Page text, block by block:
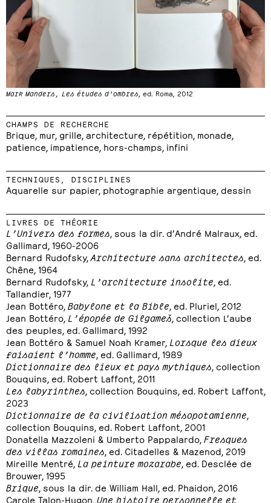
Mark Manders, Les études d’ombres , ed. Roma, 2012
CHAMPS DE RECHERCHE
Brique, mur, grille, architecture, répétition, monade,
patience, impatience, hors-champs, infini
TECHNIQUES, DISCIPLINES
Aquarelle sur papier, photographie argentique, dessin
LIVRES DE THÉORIE
L’Univers des formes , sous la dir. d’André Malraux, ed.
Gallimard, 1960-2006
Bernard Rudofsky, Architecture sans architectes , ed.
Chêne, 1964
Bernard Rudofsky, L’architecture insolite , ed.
Tallandier, 1977
Jean Bottéro, Babylone et la Bible , ed. Pluriel, 2012
Jean Bottéro, L’épopée de Gilgameš , collection L’aube
des peuples, ed. Gallimard, 1992
Jean Bottéro & Samuel Noah Kramer, Lorsque les dieux
faisaient l’homme , ed. Gallimard, 1989
Dictionnaire des lieux et pays mythiques , collection
Bouquins, ed. Robert Laffont, 2011
Les labyrinthes , collection Bouquins, ed. Robert Laffont,
2023
Dictionnaire de la civilisation mésopotamienne
collection Bouquins, ed. Robert Laffont, 2001
Donatella Mazzoleni & Umberto Pappalardo, Fresques
des villas romaines , ed. Citadelles & Mazenod, 2019
Mireille Mentré, La peinture mozarabe , ed. Desclée de
Brouwer, 1995
Brique , sous la dir. de William Hall, ed. Phaidon, 2016
Carole Talon-Hugon, Une histoire personnelle et